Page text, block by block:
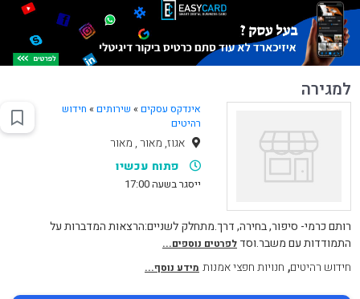
למגירה
אינדקס עסקים » שירותים» חידוש
רהיטים
אגוז, מאור , מאור
פתוח עכשיו
ייסגר בשעה 17:00
רותם כרמי- סיפור, בחירה, דרך.מתחלק לשניים:הרצאות המדברות על
התמודדות עם משבר.וסד לפרטים נוספים...
חידוש רהיטים, חנויות חפצי אמנות מידע נוסף...